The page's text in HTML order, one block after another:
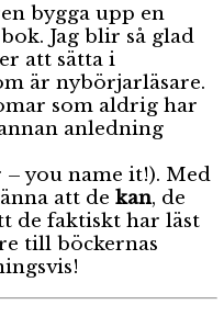
bygga upp en
Jag blir så glad
att sätta i
är nybörjarläsare.
som aldrig har
anledning
you name it!). Med
att de kan, de
de faktiskt har läst
till böckernas